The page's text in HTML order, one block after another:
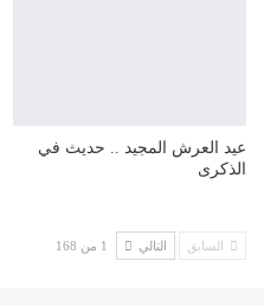
عيد العرش المجيد .. حديث في
الذكرى
السابق التالي 1 من 168